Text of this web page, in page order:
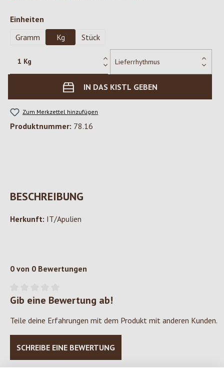
Einheiten
Gramm
Kg Stück
IN DAS KISTL GEBEN
Zum Merkzettel hinzufügen
Produktnummer: 78.16
BESCHREIBUNG
Herkunft: IT/Apulien
0 von 0 Bewertungen
Durchschnittliche Bewertung von 0 von 5 Sternen
Gib eine Bewertung ab!
Teile deine Erfahrungen mit dem Produkt mit anderen Kunden.
SCHREIBE EINE BEWERTUNG